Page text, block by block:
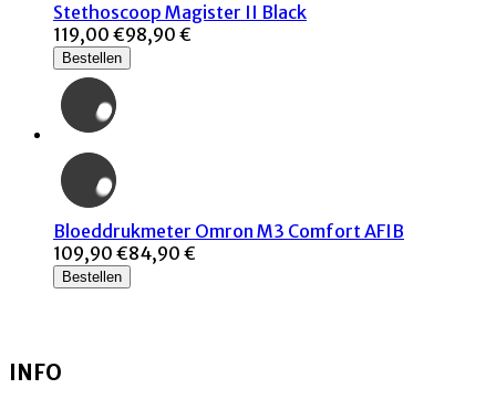
Stethoscoop Magister II Black
119,00 €98,90 €
Bestellen
Bloeddrukmeter Omron M3 Comfort AFIB
109,90 €84,90 €
Bestellen
INFO